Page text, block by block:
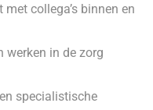
collega’s binnen en
werken in de zorg
specialistische